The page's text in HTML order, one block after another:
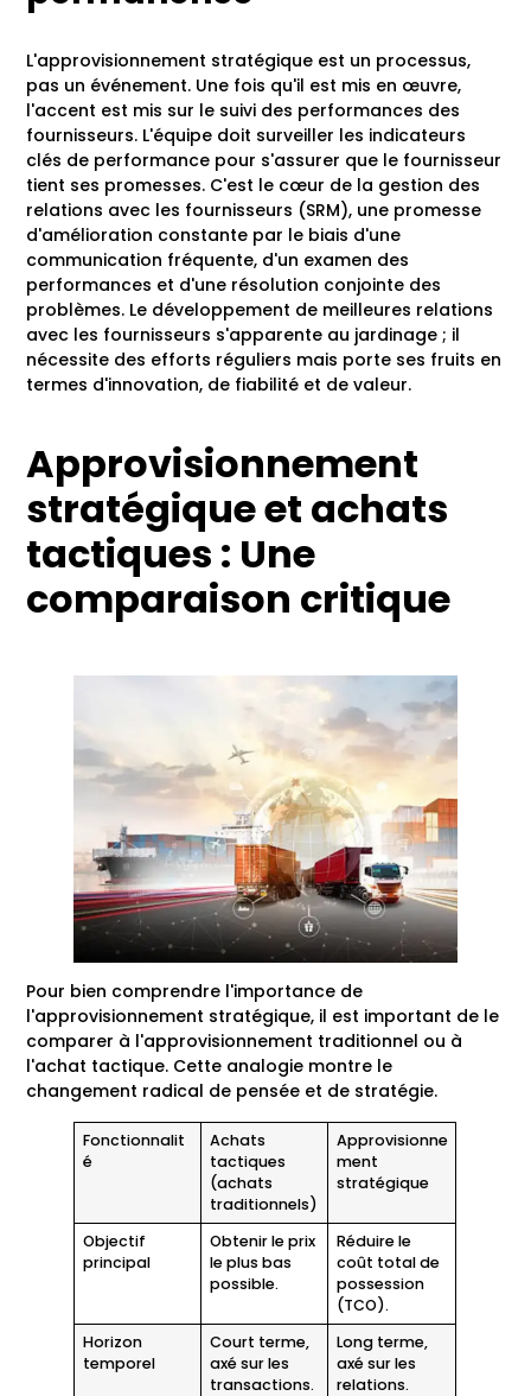
L'approvisionnement stratégique est un processus,
pas un événement. Une fois qu'il est mis en œuvre,
l'accent est mis sur le suivi des performances des
fournisseurs. L'équipe doit surveiller les indicateurs
clés de performance pour s'assurer que le fournisseur
tient ses promesses. C'est le cœur de la gestion des
relations avec les fournisseurs (SRM), une promesse
d'amélioration constante par le biais d'une
communication fréquente, d'un examen des
performances et d'une résolution conjointe des
problèmes. Le développement de meilleures relations
avec les fournisseurs s'apparente au jardinage ; il
nécessite des efforts réguliers mais porte ses fruits en
termes d'innovation, de fiabilité et de valeur.
Approvisionnement
stratégique et achats
tactiques : Une
comparaison critique
Pour bien comprendre l'importance de
l'approvisionnement stratégique, il est important de le
comparer à l'approvisionnement traditionnel ou à
l'achat tactique. Cette analogie montre le
changement radical de pensée et de stratégie.
Fonctionnalit
é
Achats
tactiques
(achats
traditionnels)
Approvisionne
ment
stratégique
Objectif
principal
Obtenir le prix
le plus bas
possible.
Réduire le
coût total de
possession
(TCO).
Horizon
temporel
Court terme,
axé sur les
transactions.
Long terme,
axé sur les
relations.